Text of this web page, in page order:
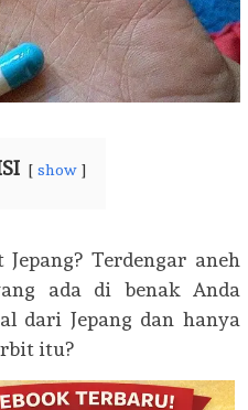
show
Terdengar aneh
ada di benak Anda
dari Jepang dan hanya
itu?